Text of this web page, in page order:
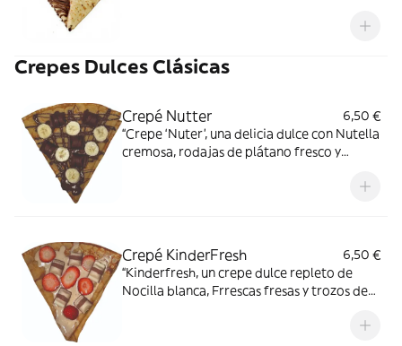
Crepes Dulces Clásicas
Crepé Nutter
6,50 €
“Crepe ‘Nuter’, una delicia dulce con Nutella
cremosa, rodajas de plátano fresco y
indulgente para los amantes del chocolate.”
Crepé KinderFresh
6,50 €
“Kinderfresh, un crepe dulce repleto de
Nocilla blanca, Frrescas fresas y trozos de
combina a la perfección dulzura y frescura.”